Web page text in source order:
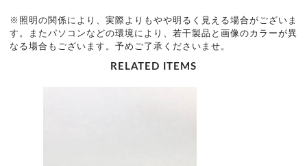
※照明の関係により、実際よりもやや明るく見える場合がございま
す。またパソコンなどの環境により、若干製品と画像のカラーが異
なる場合もございます。予めご了承くださいませ。
RELATED ITEMS